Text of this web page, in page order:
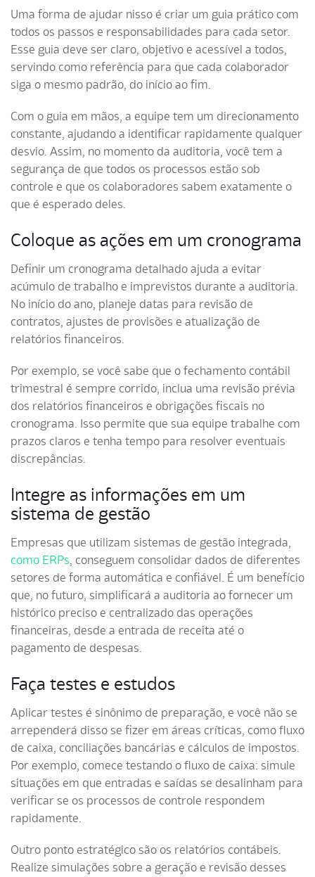
Uma forma de ajudar nisso é criar um guia prático com
todos os passos e responsabilidades para cada setor.
Esse guia deve ser claro, objetivo e acessível a todos,
servindo como referência para que cada colaborador
siga o mesmo padrão, do início ao fim.
Com o guia em mãos, a equipe tem um direcionamento
constante, ajudando a identificar rapidamente qualquer
desvio. Assim, no momento da auditoria, você tem a
segurança de que todos os processos estão sob
controle e que os colaboradores sabem exatamente o
que é esperado deles.
Coloque as ações em um cronograma
Definir um cronograma detalhado ajuda a evitar
acúmulo de trabalho e imprevistos durante a auditoria.
No início do ano, planeje datas para revisão de
contratos, ajustes de provisões e atualização de
relatórios financeiros.
Por exemplo, se você sabe que o fechamento contábil
trimestral é sempre corrido, inclua uma revisão prévia
dos relatórios financeiros e obrigações fiscais no
cronograma. Isso permite que sua equipe trabalhe com
prazos claros e tenha tempo para resolver eventuais
discrepâncias.
Integre as informações em um
sistema de gestão
Empresas que utilizam sistemas de gestão integrada,
como ERPs, conseguem consolidar dados de diferentes
setores de forma automática e confiável. É um benefício
que, no futuro, simplificará a auditoria ao fornecer um
histórico preciso e centralizado das operações
financeiras, desde a entrada de receita até o
pagamento de despesas.
Faça testes e estudos
Aplicar testes é sinônimo de preparação, e você não se
arrependerá disso se fizer em áreas críticas, como fluxo
de caixa, conciliações bancárias e cálculos de impostos.
Por exemplo, comece testando o fluxo de caixa: simule
situações em que entradas e saídas se desalinham para
verificar se os processos de controle respondem
rapidamente.
Outro ponto estratégico são os relatórios contábeis.
Realize simulações sobre a geração e revisão desses